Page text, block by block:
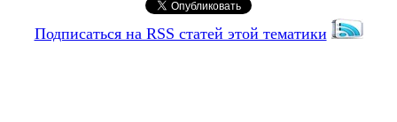
Подписаться на RSS статей этой тематики